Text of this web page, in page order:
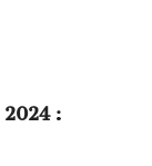
: